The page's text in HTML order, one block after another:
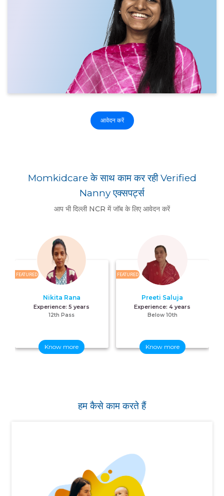
आवेदन करें
Momkidcare के साथ काम कर रही Verified
Nanny एक्सपर्ट्स
आप भी दिल्ली NCR में जॉब के लिए आवेदन करें
FEATURED
Nikita Rana
Experience:5 years
12th Pass
Know more
FEATURED
Preeti Saluja
Experience:4 years
Below 10th
Know more
हम कैसे काम करते हैं